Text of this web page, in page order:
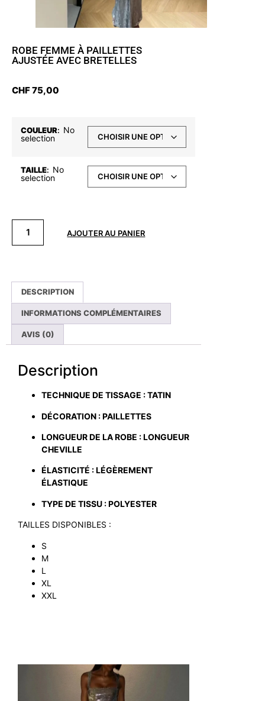
ROBE FEMME À PAILLETTES
AJUSTÉE AVEC BRETELLES
CHF75,00
COULEUR: No
selection
TAILLE: No
selection
AJOUTER AU PANIER
DESCRIPTION
INFORMATIONS COMPLÉMENTAIRES
AVIS (0)
Description
TECHNIQUE DE TISSAGE : TATIN
DÉCORATION : PAILLETTES
LONGUEUR DE LA ROBE : LONGUEUR
CHEVILLE
ÉLASTICITÉ : LÉGÈREMENT
ÉLASTIQUE
TYPE DE TISSU : POLYESTER
TAILLES DISPONIBLES :
S
M
L
XL
XXL